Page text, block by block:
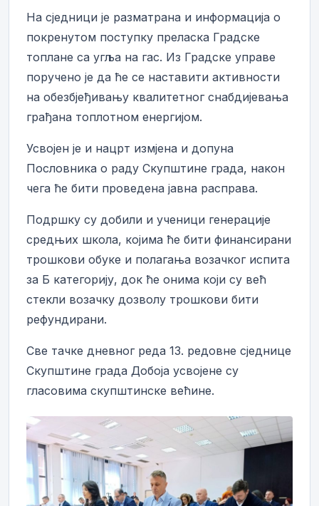
На сједници је разматрана и информација о
покренутом поступку преласка Градске
топлане са угља на гас. Из Градске управе
поручено је да ће се наставити активности
на обезбјеђивању квалитетног снабдијевања
грађана топлотном енергијом.
Усвојен је и нацрт измјена и допуна
Пословника о раду Скупштине града, након
чега ће бити проведена јавна расправа.
Подршку су добили и ученици генерације
средњих школа, којима ће бити финансирани
трошкови обуке и полагања возачког испита
за Б категорију, док ће онима који су већ
стекли возачку дозволу трошкови бити
рефундирани.
Све тачке дневног реда 13. редовне сједнице
Скупштине града Добоја усвојене су
гласовима скупштинске већине.